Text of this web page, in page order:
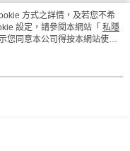
方式之詳情，及若您不希
設定，請參閱本網站「 私隱
您同意本公司得按本網站使用